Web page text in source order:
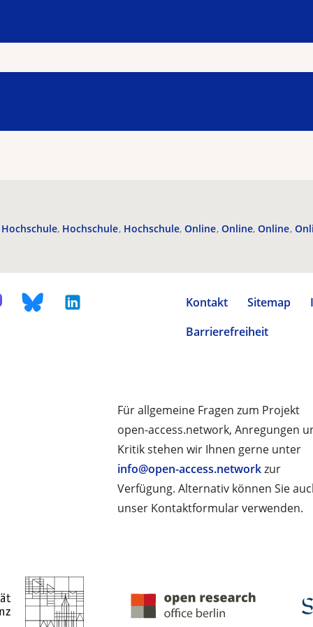
Hochschule Hochschule Hochschule Online Online Online
Kontakt Sitemap
Barrierefreiheit
Für allgemeine Fragen zum Projekt
open-access.network, Anregungen
Kritik stehen wir Ihnen gerne unter
info@open-access.networkzur
Verfügung. Alternativ können Sie
unser Kontaktformular verwenden.